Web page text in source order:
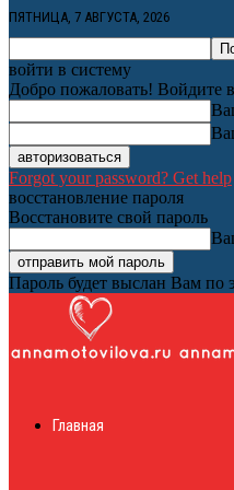
ПЯТНИЦА, 7 АВГУСТА, 2026
войти в систему
Добро пожаловать! Войдите
Forgot your password? Get help
восстановление пароля
Восстановите свой пароль
Пароль будет выслан Вам по
Главная